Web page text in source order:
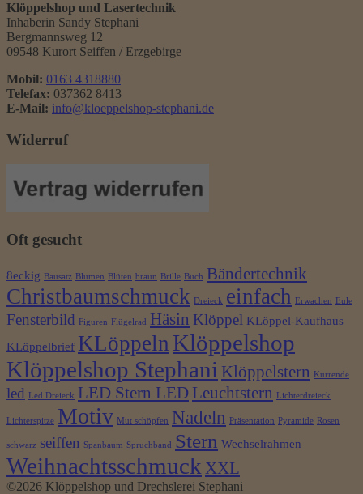
Klöppelshop und Lasertechnik
Inhaberin Sandy Stephani
Bergmannsweg 12
09548 Kurort Seiffen / Erzgebirge
Mobil: 0163 4318880
Telefax: 037362 8413
E-Mail: info@kloeppelshop-stephani.de
Widerruf
Oft gesucht
8eckig Bausatz Blumen Blüten braun Brille Buch Bändertechnik
Christbaumschmuck Dreieck einfach Erwachen Eule
Fensterbild Figuren Flügelrad Häsin Klöppel KLöppel-Kaufhaus
KLöppelbrief KLöppeln Klöppelshop
Klöppelshop Stephani Klöppelstern Kurrende
led Led Dreieck LED Stern LED Leuchtstern Lichterdreieck
Lichterspitze Motiv Mut schöpfen Nadeln Präsentation Pyramide Rosen
schwarz seiffen Spanbaum Spruchband Stern Wechselrahmen
Weihnachtsschmuck XXL
©2026 Klöppelshop und Drechslerei Stephani